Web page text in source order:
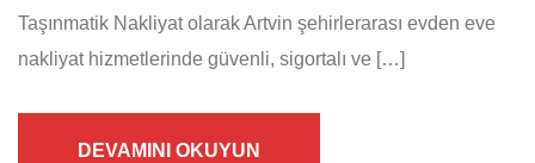
Taşınmatik Nakliyat olarak Artvin şehirlerarası evden eve
nakliyat hizmetlerinde güvenli, sigortalı ve […]
DEVAMINI OKUYUN